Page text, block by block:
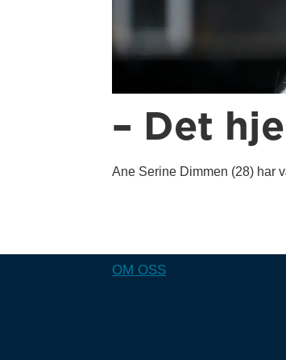
– Det
Ane Serine Dimmen (28) har
OM OSS